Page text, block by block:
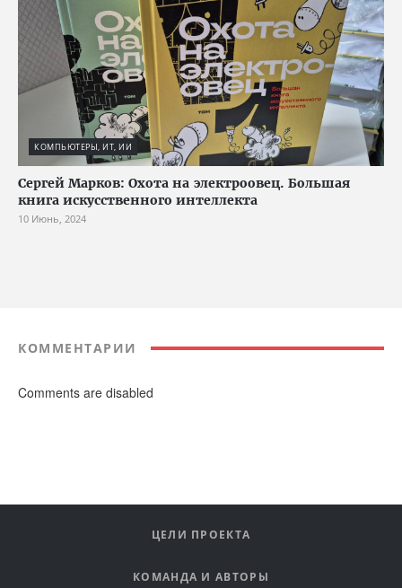
КОМПЬЮТЕРЫ, ИТ, ИИ
Сергей Марков: Охота на электроовец. Большая
книга искусственного интеллекта
10 Июнь, 2024
КОММЕНТАРИИ
Comments are disabled
ЦЕЛИ ПРОЕКТА
КОМАНДА И АВТОРЫ